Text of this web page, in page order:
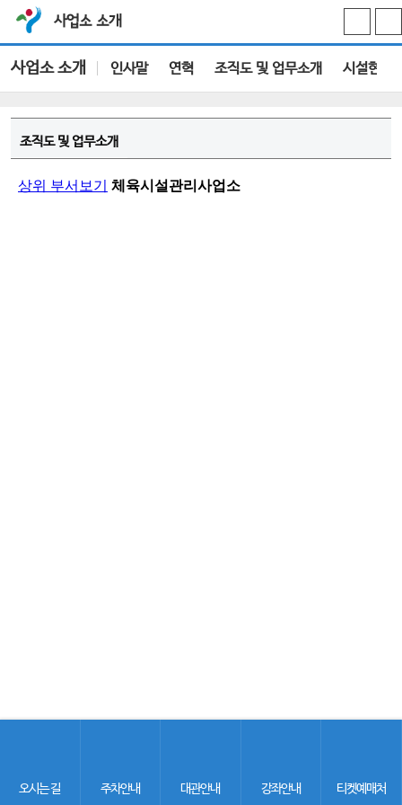
사업소 소개
사업소 소개 인사말 연혁 조직도 및 업무소개 시설현황
조직도 및 업무소개
오시는 길 주차안내 대관안내 강좌안내 티켓예매처